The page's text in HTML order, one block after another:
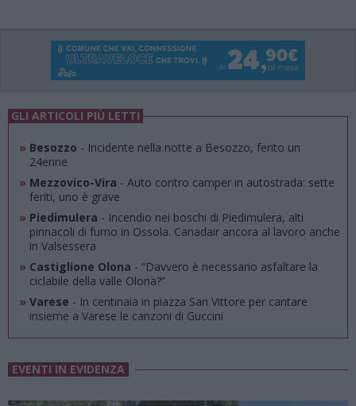
GLI ARTICOLI PIÙ LETTI
» Besozzo - Incidente nella notte a Besozzo, ferito un
24enne
» Mezzovico-Vira - Auto contro camper in autostrada: sette
feriti, uno è grave
» Piedimulera - Incendio nei boschi di Piedimulera, alti
pinnacoli di fumo in Ossola. Canadair ancora al lavoro anche
in Valsessera
» Castiglione Olona - “Davvero è necessario asfaltare la
ciclabile della valle Olona?”
» Varese - In centinaia in piazza San Vittore per cantare
insieme a Varese le canzoni di Guccini
EVENTI IN EVIDENZA